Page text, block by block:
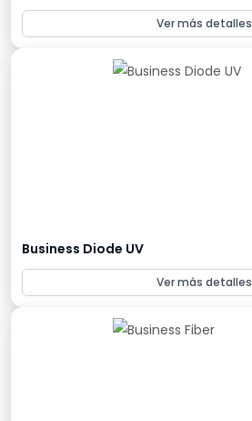
Ver más detalles
Business Diode UV
Ver más detalles